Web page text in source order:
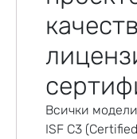
Всички
ISF C3